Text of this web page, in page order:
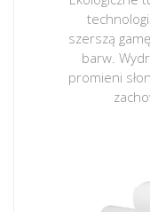
szerszą
barw.
promieni